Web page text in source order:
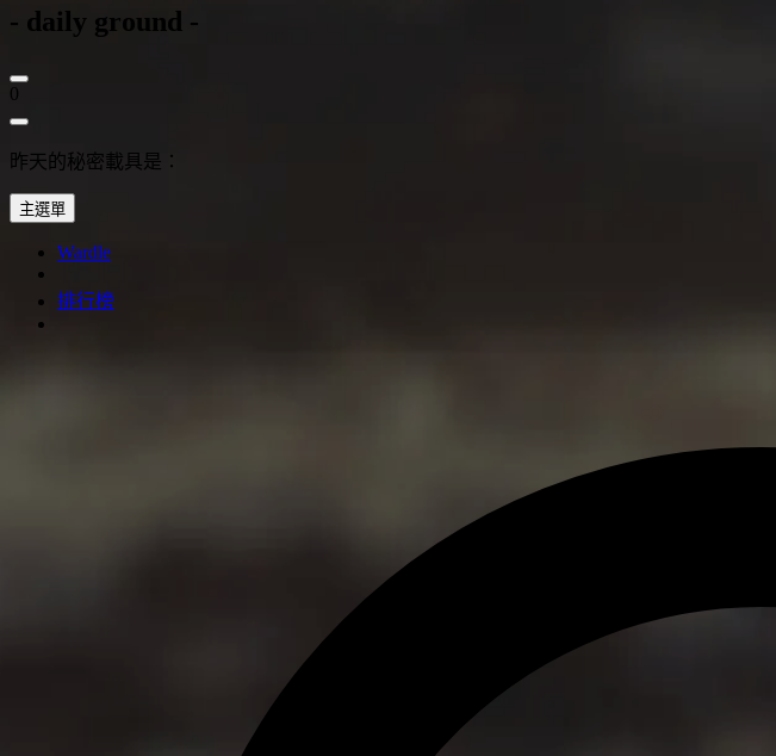
- daily ground -
0
昨天的秘密載具是：
主選單
Wardle
排行榜